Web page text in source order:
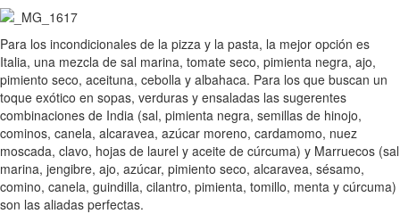
Para los incondicionales de la pizza y la pasta, la mejor opción es
Italia, una mezcla de sal marina, tomate seco, pimienta negra, ajo,
pimiento seco, aceituna, cebolla y albahaca. Para los que buscan un
toque exótico en sopas, verduras y ensaladas las sugerentes
combinaciones de India (sal, pimienta negra, semillas de hinojo,
cominos, canela, alcaravea, azúcar moreno, cardamomo, nuez
moscada, clavo, hojas de laurel y aceite de cúrcuma) y Marruecos (sal
marina, jengibre, ajo, azúcar, pimiento seco, alcaravea, sésamo,
comino, canela, guindilla, cilantro, pimienta, tomillo, menta y cúrcuma)
son las aliadas perfectas.